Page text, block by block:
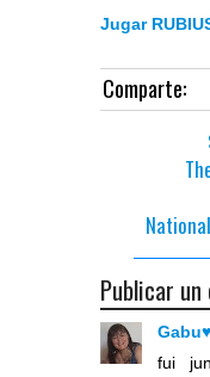
Jugar
Comparte:
Publicar
Gabu♥
fui